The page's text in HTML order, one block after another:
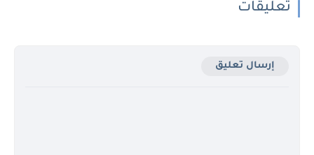
تعليقات
إرسال تعليق